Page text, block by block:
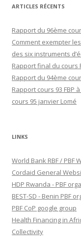
ARTICLES RÉCENTS
Rapport du 96ème
Comment exempter
des six instruments
Rapport final du cours
Rapport du 94ème
Rapport cours 93 FBP
cours 95 janvier Lomé
LINKS
World Bank RBF / PBF
Cordaid General
HDP Rwanda - PBF
BEST-SD - Benin PBF
PBF CoP google group
Health Financing in
Collectivity